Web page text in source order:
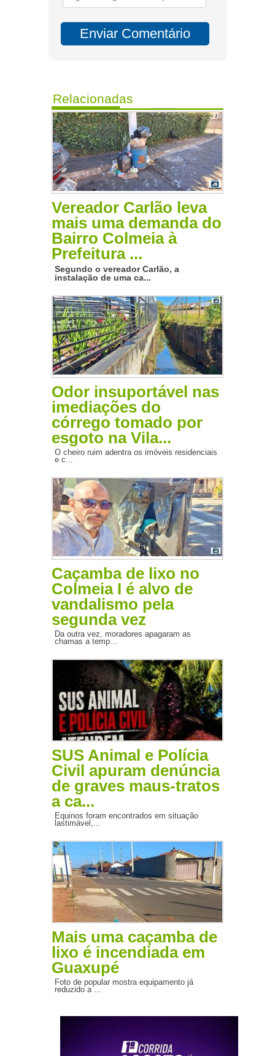
Relacionadas
Vereador Carlão leva
mais uma demanda do
Bairro Colmeia à
Prefeitura ...
Segundo o vereador Carlão, a
instalação de uma ca...
Odor insuportável nas
imediações do
córrego tomado por
esgoto na Vila...
O cheiro ruim adentra os imóveis residenciais
e c...
Caçamba de lixo no
Colmeia I é alvo de
vandalismo pela
segunda vez
Da outra vez, moradores apagaram as
chamas a temp...
SUS Animal e Polícia
Civil apuram denúncia
de graves maus-tratos
a ca...
Equinos foram encontrados em situação
lastimável,...
Mais uma caçamba de
lixo é incendiada em
Guaxupé
Foto de popular mostra equipamento já
reduzido a ...